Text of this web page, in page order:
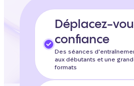
Déplacez-
confiance
Des séances
aux débutants et une
formats